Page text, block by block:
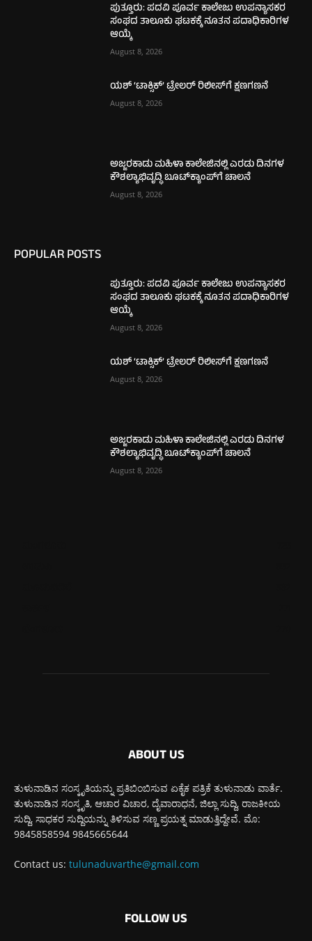
ಪುತ್ತೂರು: ಪದವಿ ಪೂರ್ವ ಕಾಲೇಜು ಉಪನ್ಯಾಸಕರ
ಸಂಘದ ತಾಲೂಕು ಘಟಕಕ್ಕೆ ನೂತನ ಪದಾಧಿಕಾರಿಗಳ
ಆಯ್ಕೆ
August 8, 2026
ಯಶ್ ‘ಟಾಕ್ಸಿಕ್’ ಟ್ರೇಲರ್ ರಿಲೀಸ್‌ಗೆ ಕ್ಷಣಗಣನೆ
August 8, 2026
ಅಜ್ಜರಕಾಡು ಮಹಿಳಾ ಕಾಲೇಜಿನಲ್ಲಿ ಎರಡು ದಿನಗಳ
ಕೌಶಲ್ಯಾಭಿವೃದ್ಧಿ ಬೂಟ್‌ಕ್ಯಾಂಪ್‌ಗೆ ಚಾಲನೆ
August 8, 2026
POPULAR POSTS
ಪುತ್ತೂರು: ಪದವಿ ಪೂರ್ವ ಕಾಲೇಜು ಉಪನ್ಯಾಸಕರ
ಸಂಘದ ತಾಲೂಕು ಘಟಕಕ್ಕೆ ನೂತನ ಪದಾಧಿಕಾರಿಗಳ
ಆಯ್ಕೆ
August 8, 2026
ಯಶ್ ‘ಟಾಕ್ಸಿಕ್’ ಟ್ರೇಲರ್ ರಿಲೀಸ್‌ಗೆ ಕ್ಷಣಗಣನೆ
August 8, 2026
ಅಜ್ಜರಕಾಡು ಮಹಿಳಾ ಕಾಲೇಜಿನಲ್ಲಿ ಎರಡು ದಿನಗಳ
ಕೌಶಲ್ಯಾಭಿವೃದ್ಧಿ ಬೂಟ್‌ಕ್ಯಾಂಪ್‌ಗೆ ಚಾಲನೆ
August 8, 2026
ABOUT US
ತುಳುನಾಡಿನ ಸಂಸ್ಕೃತಿಯನ್ನು ಪ್ರತಿಬಿಂಬಿಸುವ ಏಕೈಕ ಪತ್ರಿಕೆ ತುಳುನಾಡು ವಾರ್ತೆ.
ತುಳುನಾಡಿನ ಸಂಸ್ಕೃತಿ, ಆಚಾರ ವಿಚಾರ, ದೈವಾರಾಧನೆ, ಜಿಲ್ಲಾ ಸುದ್ದಿ, ರಾಜಕೀಯ
ಸುದ್ದಿ, ಸಾಧಕರ ಸುದ್ದಿಯನ್ನು ತಿಳಿಸುವ ಸಣ್ಣ ಪ್ರಯತ್ನ ಮಾಡುತ್ತಿದ್ದೇವೆ. ಮೊ:
9845858594 9845665644
Contact us: tulunaduvarthe@gmail.com
FOLLOW US